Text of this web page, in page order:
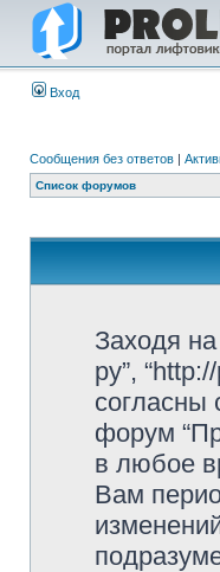
Вход
Сообщения без ответов |
Список форумов
Заходя
ру”,
согласны
форум
в любое
Вам